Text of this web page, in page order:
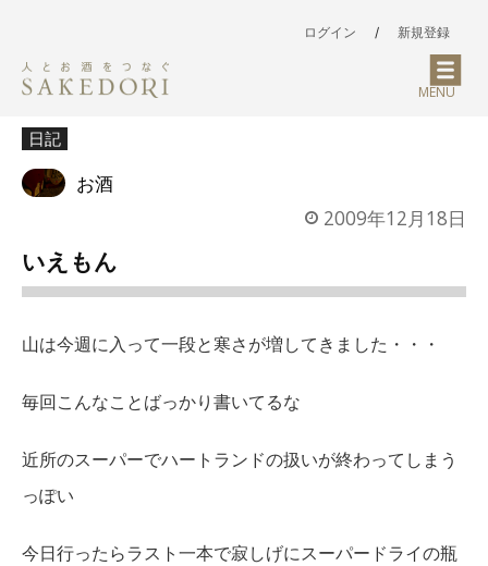
ログイン / 新規登録
MENU
日記
お酒
2009年12月18日
いえもん
山は今週に入って一段と寒さが増してきました・・・
毎回こんなことばっかり書いてるな
近所のスーパーでハートランドの扱いが終わってしまう
っぽい
今日行ったらラスト一本で寂しげにスーパードライの瓶